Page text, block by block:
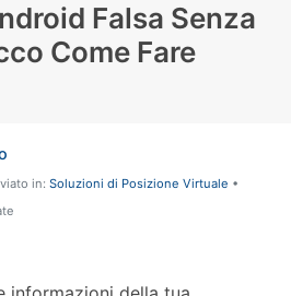
Falsa Senza
Come Fare
in: Soluzioni di Posizione Virtuale •